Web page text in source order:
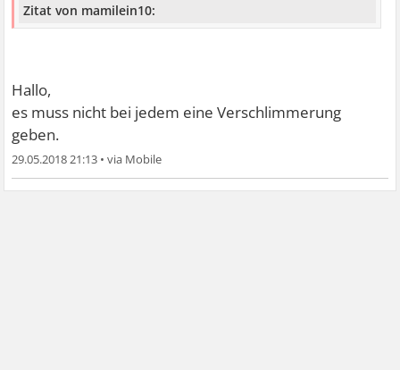
Zitat von mamilein10:
Hallo,
es muss nicht bei jedem eine Verschlimmerung
geben.
29.05.2018 21:13 •